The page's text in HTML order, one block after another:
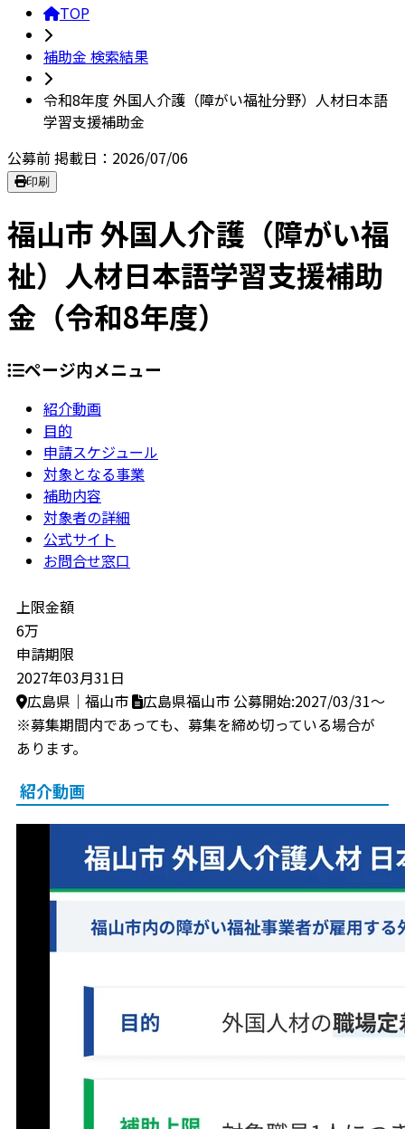
TOP
補助金 検索結果
令和8年度 外国人介護（障がい福祉分野）人材日本語
学習支援補助金
公募前掲載日：2026/07/06
印刷
福山市 外国人介護（障がい福
祉）人材日本語学習支援補助
金（令和8年度）
ページ内メニュー
紹介動画
目的
申請スケジュール
対象となる事業
補助内容
対象者の詳細
公式サイト
お問合せ窓口
上限金額
6万
申請期限
2027年03月31日
広島県｜福山市
広島県福山市 公募開始:2027/03/31～
※募集期間内であっても、募集を締め切っている場合が
あります。
紹介動画